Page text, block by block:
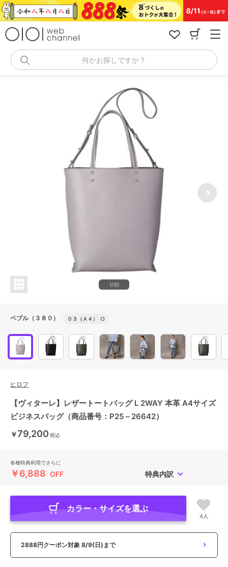
コ
ン
何かお探しですか？
1/30
ペブル（３８０） ０３（Ａ４） ○
ヒロフ
【ヴィターレ】レザートートバッグ L 2WAY 本革 A4サイズ
ビジネスバッグ（商品番号：P25－26642）
￥79,200 税込
各種特典利用でさらに
￥6,888 OFF 特典内訳
カラー・サイズを選ぶ
4人
2888円クーポン対象 8/9(日)まで